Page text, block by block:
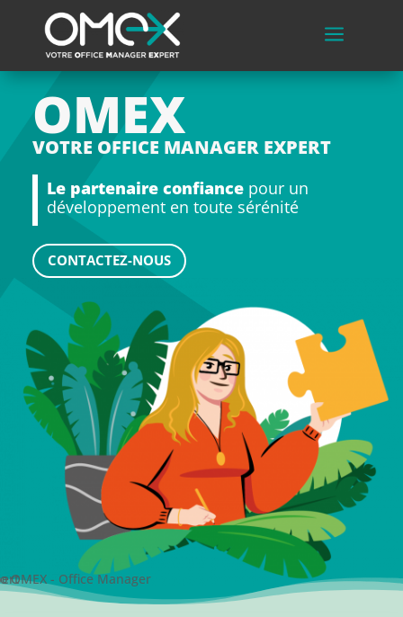
a
OMEX
VOTRE OFFICE MANAGER EXPERT
Le partenaire confiance pour un
développement en toute sérénité
CONTACTEZ-NOUS